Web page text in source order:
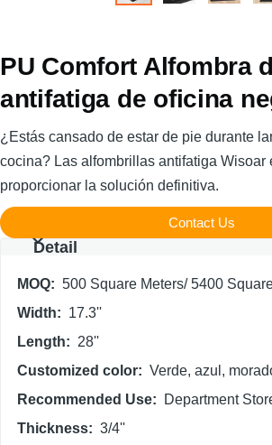
PU Comfort Alfombra
antifatiga de oficina
¿Estás cansado de estar de pie durante
cocina? Las alfombrillas antifatiga Wisoar
proporcionar la solución definitiva.
Contact Us
Detail
MOQ
500 Square Meters/ 5400
Width
17.3''
Length
28''
Customized color
Verde, azul,
Recommended Use
Department
Thickness
3/4''